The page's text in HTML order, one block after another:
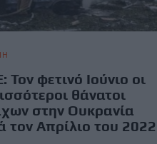
Τον φετινό Ιούνιο οι
θάνατοι
στην Ουκρανία
τον Απρίλιο του 2022